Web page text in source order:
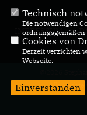
IMPRESSUM
Alle Rechte
Technisch
Die notwendigen
ordnungsgemäßen
Cookies von
Derzeit verzichten
Webseite.
Einverstanden